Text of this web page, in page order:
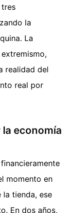
tres
la
La
realidad del
real por
economía
momento en
la tienda, ese
En dos años,